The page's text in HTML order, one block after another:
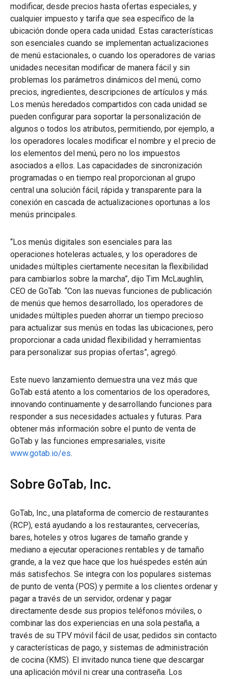
modificar, desde precios hasta ofertas especiales, y
cualquier impuesto y tarifa que sea específico de la
ubicación donde opera cada unidad. Estas características
son esenciales cuando se implementan actualizaciones
de menú estacionales, o cuando los operadores de varias
unidades necesitan modificar de manera fácil y sin
problemas los parámetros dinámicos del menú, como
precios, ingredientes, descripciones de artículos y más.
Los menús heredados compartidos con cada unidad se
pueden configurar para soportar la personalización de
algunos o todos los atributos, permitiendo, por ejemplo, a
los operadores locales modificar el nombre y el precio de
los elementos del menú, pero no los impuestos
asociados a ellos. Las capacidades de sincronización
programadas o en tiempo real proporcionan al grupo
central una solución fácil, rápida y transparente para la
conexión en cascada de actualizaciones oportunas a los
menús principales.
“Los menús digitales son esenciales para las
operaciones hoteleras actuales, y los operadores de
unidades múltiples ciertamente necesitan la flexibilidad
para cambiarlos sobre la marcha”, dijo Tim McLaughlin,
CEO de GoTab. “Con las nuevas funciones de publicación
de menús que hemos desarrollado, los operadores de
unidades múltiples pueden ahorrar un tiempo precioso
para actualizar sus menús en todas las ubicaciones, pero
proporcionar a cada unidad flexibilidad y herramientas
para personalizar sus propias ofertas”, agregó.
Este nuevo lanzamiento demuestra una vez más que
GoTab está atento a los comentarios de los operadores,
innovando continuamente y desarrollando funciones para
responder a sus necesidades actuales y futuras. Para
obtener más información sobre el punto de venta de
GoTab y las funciones empresariales, visite
www.gotab.io/es.
Sobre GoTab, Inc.
GoTab, Inc., una plataforma de comercio de restaurantes
(RCP), está ayudando a los restaurantes, cervecerías,
bares, hoteles y otros lugares de tamaño grande y
mediano a ejecutar operaciones rentables y de tamaño
grande, a la vez que hace que los huéspedes estén aún
más satisfechos. Se integra con los populares sistemas
de punto de venta (POS) y permite a los clientes ordenar y
pagar a través de un servidor, ordenar y pagar
directamente desde sus propios teléfonos móviles, o
combinar las dos experiencias en una sola pestaña, a
través de su TPV móvil fácil de usar, pedidos sin contacto
y características de pago, y sistemas de administración
de cocina (KMS). El invitado nunca tiene que descargar
una aplicación móvil ni crear una contraseña. Los